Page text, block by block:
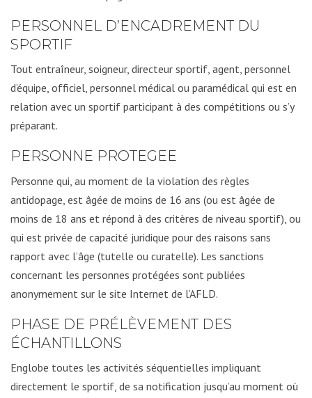
PERSONNEL D’ENCADREMENT DU
SPORTIF
Tout entraîneur, soigneur, directeur sportif, agent, personnel
d’équipe, officiel, personnel médical ou paramédical qui est en
relation avec un sportif participant à des compétitions ou s’y
préparant.
PERSONNE PROTEGEE
Personne qui, au moment de la violation des règles
antidopage, est âgée de moins de 16 ans (ou est âgée de
moins de 18 ans et répond à des critères de niveau sportif), ou
qui est privée de capacité juridique pour des raisons sans
rapport avec l’âge (tutelle ou curatelle). Les sanctions
concernant les personnes protégées sont publiées
anonymement sur le site Internet de l’AFLD.
PHASE DE PRÉLÈVEMENT DES
ÉCHANTILLONS
Englobe toutes les activités séquentielles impliquant
directement le sportif, de sa notification jusqu’au moment où